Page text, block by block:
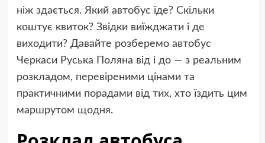
ніж здається. Який автобус їде? Скільки
коштує квиток? Звідки виїжджати і де
виходити? Давайте розберемо автобус
Черкаси Руська Поляна від і до — з реальним
розкладом, перевіреними цінами та
практичними порадами від тих, хто їздить цим
маршрутом щодня.